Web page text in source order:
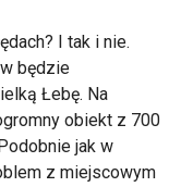
I tak i nie.
będzie
Łebę. Na
obiekt z 700
jak w
z miejscowym